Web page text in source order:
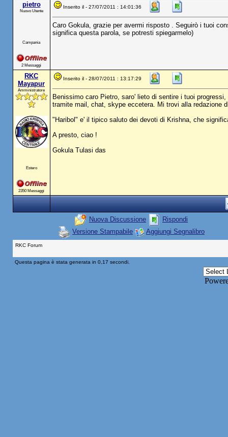
pietro
Nuovo Utente
Campania
2 Messaggi
Inserito il - 27/07/2011 : 14:01:36
Caro Gokula, grazie per avermi risposto . Seguirò i tuoi
significa questa parola, se potresti spiegarmelo)
RKC
Mayapur
Amministratore
Estero
2350 Messaggi
Inserito il - 28/07/2011 : 13:17:29
Benissimo caro Pietro, saro' lieto di sentire i tuoi
tramite mail, chat, skype eccetera. Mi trovi alla redazione
"Haribol" e' il tipico saluto dei devoti di Krishna, che
A presto, ciao !
Gokula Tulasi das
Nuova Discussione
Rispondi
Versione Stampabile
Aggiungi Segnalibro
RKC Forum
Questa pagina è stata generata in 0,17 secondi.